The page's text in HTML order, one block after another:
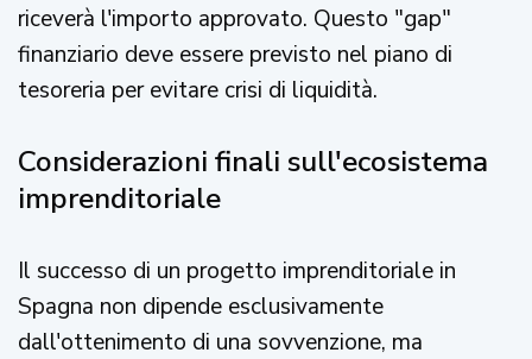
riceverà l'importo approvato. Questo "gap"
finanziario deve essere previsto nel piano di
tesoreria per evitare crisi di liquidità.
Considerazioni finali sull'ecosistema
imprenditoriale
Il successo di un progetto imprenditoriale in
Spagna non dipende esclusivamente
dall'ottenimento di una sovvenzione, ma